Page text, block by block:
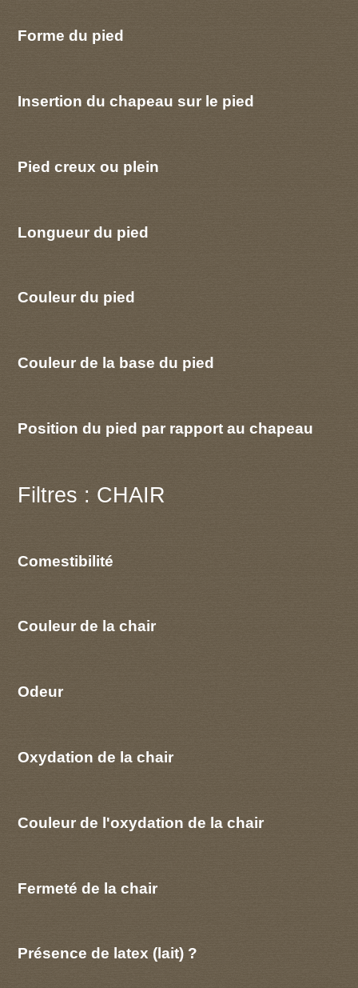
Forme du pied
Insertion du chapeau sur le pied
Pied creux ou plein
Longueur du pied
Couleur du pied
Couleur de la base du pied
Position du pied par rapport au chapeau
Filtres : CHAIR
Comestibilité
Couleur de la chair
Odeur
Oxydation de la chair
Couleur de l'oxydation de la chair
Fermeté de la chair
Présence de latex (lait) ?